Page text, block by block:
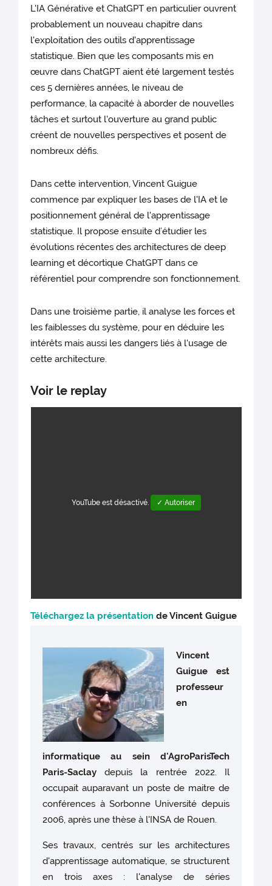
L'IA Générative et ChatGPT en particulier ouvrent
probablement un nouveau chapitre dans
l'exploitation des outils d'apprentissage
statistique. Bien que les composants mis en
œuvre dans ChatGPT aient été largement testés
ces 5 dernières années, le niveau de
performance, la capacité à aborder de nouvelles
tâches et surtout l'ouverture au grand public
créent de nouvelles perspectives et posent de
nombreux défis.
Dans cette intervention, Vincent Guigue
commence par expliquer les bases de l'IA et le
positionnement général de l'apprentissage
statistique. Il propose ensuite d’étudier les
évolutions récentes des architectures de deep
learning et décortique ChatGPT dans ce
référentiel pour comprendre son fonctionnement.
Dans une troisième partie, il analyse les forces et
les faiblesses du système, pour en déduire les
intérêts mais aussi les dangers liés à l'usage de
cette architecture.
Voir le replay
YouTube est désactivé. ✓ Autoriser
Téléchargez la présentation de Vincent Guigue
Vincent
Guigue
est
professeur
en
informatique au sein d'AgroParisTech
Paris-Saclay depuis la rentrée 2022. Il
occupait auparavant un poste de maitre de
conférences à Sorbonne Université depuis
2006, après une thèse à l'INSA de Rouen.
Ses travaux, centrés sur les architectures
d'apprentissage automatique, se structurent
en trois axes : l'analyse de séries